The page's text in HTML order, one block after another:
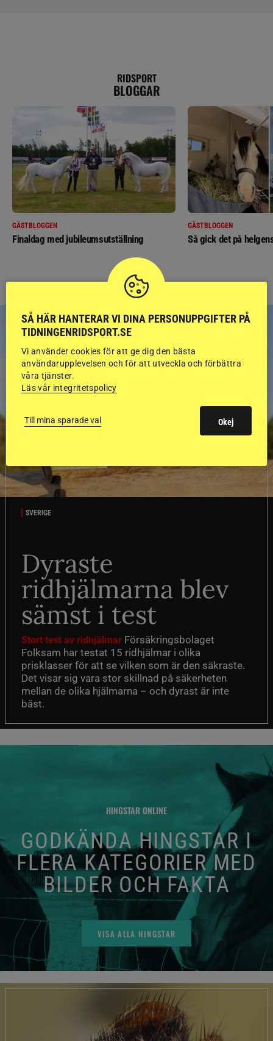
RIDSPORT
BLOGGAR
GÄSTBLOGGEN
Finaldag med jubileumsutställning
GÄSTBLOGGEN
Så gick det på
SVERIGE
Dyraste
ridhjälmarna blev
sämst i test
Stort test av ridhjälmar Försäkringsbolaget
Folksam har testat 15 ridhjälmar i olika
prisklasser för att se vilken som är den säkraste.
Det visar sig vara stor skillnad på säkerheten
mellan de olika hjälmarna – och dyrast är inte
bäst.
HINGSTAR ONLINE
GODKÄNDA HINGSTAR I
FLERA KATEGORIER MED
BILDER OCH FAKTA
VISA ALLA HINGSTAR
SÅ HÄR HANTERAR VI DINA PERSONUPPGIFTER PÅ
TIDNINGENRIDSPORT.SE
Vi använder cookies för att ge dig den bästa
användarupplevelsen och för att utveckla och förbättra
våra tjänster.
Läs vår integritetspolicy
Till mina sparade val Okej